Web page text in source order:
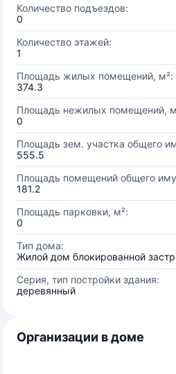
Количество подъездов:
0
Количество этажей:
1
Площадь жилых помещений, м²:
374.3
Площадь нежилых помещений,
0
Площадь зем. участка общего
555.5
Площадь помещений общего
181.2
Площадь парковки, м²:
0
Тип дома:
Жилой дом блокированной
Серия, тип постройки здания:
деревянный
Организации в доме